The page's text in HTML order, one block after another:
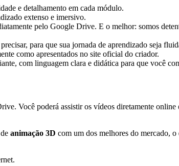
e detalhamento em cada módulo.
extenso e imersivo.
pelo Google Drive. E o melhor: somos
para que sua jornada de aprendizado seja
como apresentados no site oficial do criador.
com linguagem clara e didática para que você
Você poderá assistir os vídeos diretamente
animação 3D com um dos melhores do mercado,